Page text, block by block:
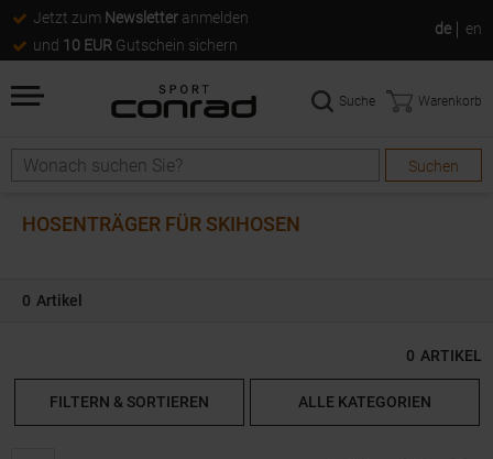
Jetzt zum Newsletter anmelden
und 10 EUR Gutschein sichern
de en
Suche
Suchen
Suche Warenkorb
HOSENTRÄGER FÜR SKIHOSEN
0 Artikel
0 ARTIKEL
FILTERN & SORTIEREN ALLE KATEGORIEN